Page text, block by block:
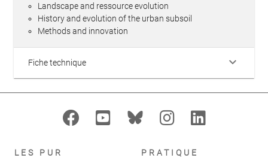
Landscape and ressource evolution
History and evolution of the urban subsoil
Methods and innovation
Fiche technique keyboard_arrow_down
LES PUR PRATIQUE